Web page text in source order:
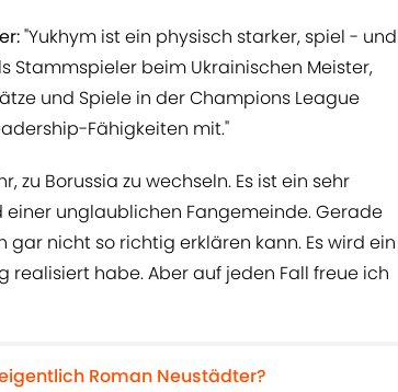
"Yukhym ist ein physisch starker, spiel - und
Stammspieler beim Ukrainischen Meister,
und Spiele in der Champions League
Fähigkeiten mit."
zu Borussia zu wechseln. Es ist ein sehr
unglaublichen Fangemeinde. Gerade
gar nicht so richtig erklären kann. Es wird ein
habe. Aber auf jeden Fall freue ich
Roman Neustädter?